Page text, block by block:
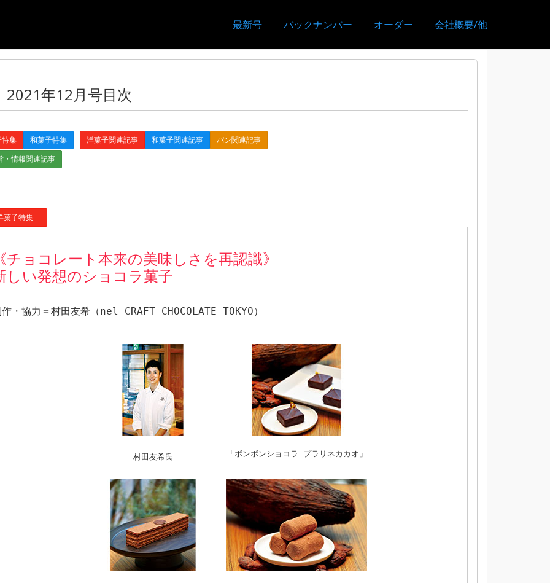
最新号 バックナンバー オーダー 会社概要/他
2021年12月号目次
集 和菓子特集 洋菓子関連記事 和菓子関連記事
パン関連記事
・情報関連記事
子特集
チョコレート本来の美味しさを再認識》
しい発想のショコラ菓子
・協力＝村田友希（nel CRAFT CHOCOLATE TOKYO）
村田友希氏 「ボンボンショコラ プラリネカカオ」